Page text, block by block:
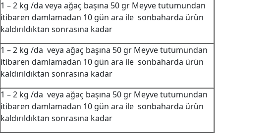
1 – 2 kg /da veya ağaç başına 50 gr Meyve tutumundan
itibaren damlamadan 10 gün ara ile sonbaharda ürün
kaldırıldıktan sonrasına kadar
1 – 2 kg /da veya ağaç başına 50 gr Meyve tutumundan
itibaren damlamadan 10 gün ara ile sonbaharda ürün
kaldırıldıktan sonrasına kadar
1 – 2 kg /da veya ağaç başına 50 gr Meyve tutumundan
itibaren damlamadan 10 gün ara ile sonbaharda ürün
kaldırıldıktan sonrasına kadar